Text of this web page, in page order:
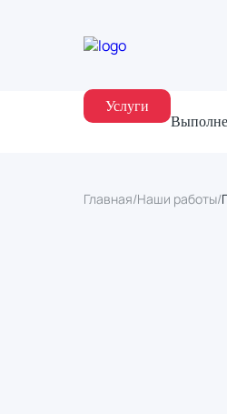
Услуги
Главная/Наши работы/